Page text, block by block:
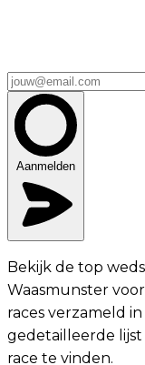
Aanmelden
Bekijk de top
Waasmunster
races verzameld
gedetailleerde
race te vinden.